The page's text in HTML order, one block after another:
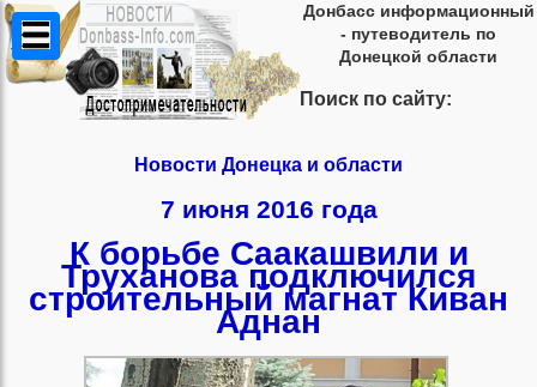
Донбасс информационный
- путеводитель по
Донецкой области
Поиск по сайту:
Новости Донецка и области
7 июня 2016 года
К борьбе Саакашвили и
Труханова подключился
строительный магнат Киван
Аднан